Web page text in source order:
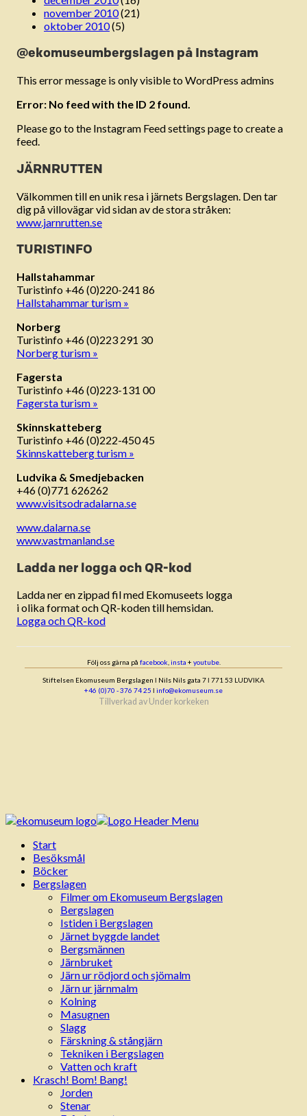
november 2010(21)
oktober 2010(5)
@ekomuseumbergslagen på Instagram
This error message is only visible to WordPress admins
Error: No feed with the ID 2 found.
Please go to the Instagram Feed settings page to create a
feed.
JÄRNRUTTEN
Välkommen till en unik resa i järnets Bergslagen. Den tar
dig på villovägar vid sidan av de stora stråken:
www.jarnrutten.se
TURISTINFO
Hallstahammar
Turistinfo +46 (0)220-241 86
Hallstahammar turism »
Norberg
Turistinfo +46 (0)223 291 30
Norberg turism »
Fagersta
Turistinfo +46 (0)223-131 00
Fagersta turism »
Skinnskatteberg
Turistinfo +46 (0)222-450 45
Skinnskatteberg turism »
Ludvika & Smedjebacken
+46 (0)771 626262
www.visitsodradalarna.se
www.dalarna.se
www.vastmanland.se
Ladda ner logga och QR-kod
Ladda ner en zippad fil med Ekomuseets logga
i olika format och QR-koden till hemsidan.
Logga och QR-kod
Följ oss gärna på facebook insta + youtube.
Stiftelsen Ekomuseum Bergslagen ǀ Nils Nils gata 7 ǀ 771 53 LUDVIKA
+46 (0)70 - 376 74 25 ǀ info@ekomuseum.se
Tillverkad av Under korkeken
Start
Besöksmål
Böcker
Bergslagen
Filmer om Ekomuseum Bergslagen
Bergslagen
Istiden i Bergslagen
Järnet byggde landet
Bergsmännen
Järnbruket
Järn ur rödjord och sjömalm
Järn ur järnmalm
Kolning
Masugnen
Slagg
Färskning & stångjärn
Tekniken i Bergslagen
Vatten och kraft
Krasch! Bom! Bang!
Jorden
Stenar